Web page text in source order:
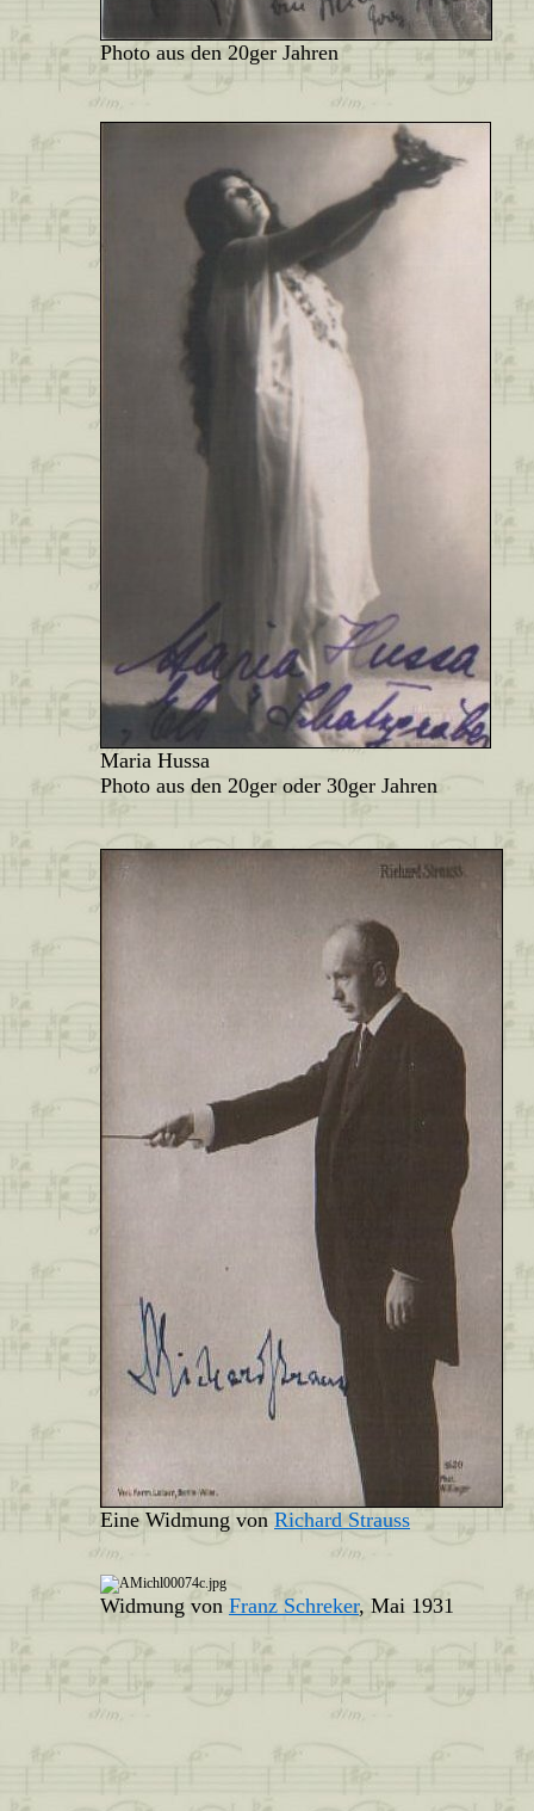
Photo aus den 20ger Jahren
Maria Hussa
Photo aus den 20ger oder 30ger Jahren
Eine Widmung von Richard Strauss
Widmung von Franz Schreker, Mai 1931